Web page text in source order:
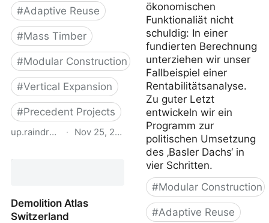
#Adaptive Reuse
#Mass Timber
#Modular Construction
#Vertical Expansion
#Precedent Projects
up.raindrop.io· Nov 25, 2023
Demolition Atlas
Switzerland
ökonomischen
Funktionaliät nicht
schuldig: In einer
fundierten Berechnung
unterziehen wir unser
Fallbeispiel einer
Rentabilitätsanalyse.
Zu guter Letzt
entwickeln wir ein
Programm zur
politischen Umsetzung
des ‚Basler Dachs‘ in
vier Schritten.
#Modular Construction
#Adaptive Reuse